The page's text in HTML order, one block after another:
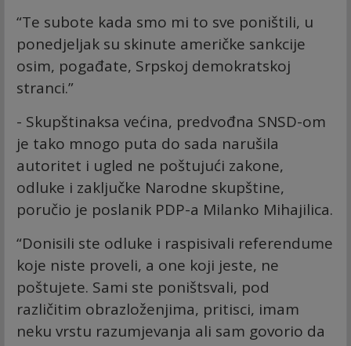
“Te subote kada smo mi to sve poništili, u
ponedjeljak su skinute američke sankcije
osim, pogađate, Srpskoj demokratskoj
stranci.”
- Skupštinaksa većina, predvođna SNSD-om
je tako mnogo puta do sada narušila
autoritet i ugled ne poštujući zakone,
odluke i zaključke Narodne skupštine,
poručio je poslanik PDP-a Milanko Mihajilica.
“Donisili ste odluke i raspisivali referendume
koje niste proveli, a one koji jeste, ne
poštujete. Sami ste poništsvali, pod
različitim obrazloženjima, pritisci, imam
neku vrstu razumjevanja ali sam govorio da